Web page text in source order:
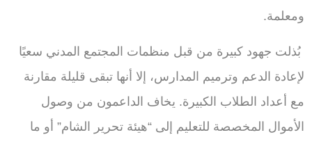
ومعلمة.
بُذلت جهود كبيرة من قبل منظمات المجتمع المدني سعيًا
لإعادة الدعم وترميم المدارس، إلا أنها تبقى قليلة مقارنة
مع أعداد الطلاب الكبيرة. يخاف الداعمون من وصول
الأموال المخصصة للتعليم إلى “هيئة تحرير الشام” أو ما